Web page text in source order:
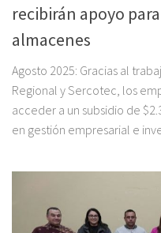
recibirán apoyo
almacenes
Agosto 2025: Gracias al
Regional y Sercotec, los
acceder a un subsidio de
en gestión empresarial e